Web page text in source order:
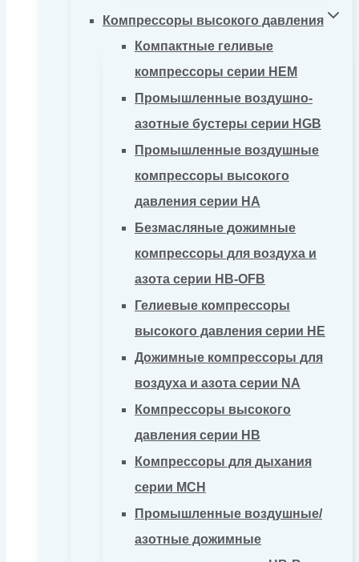
Компрессоры высокого давления
Компактные геливые
компрессоры серии HEM
Промышленные воздушно-
азотные бустеры серии HGB
Промышленные воздушные
компрессоры высокого
давления серии HA
Безмасляные дожимные
компрессоры для воздуха и
азота серии HB-OFB
Гелиевые компрессоры
высокого давления серии HE
Дожимные компрессоры для
воздуха и азота серии NA
Компрессоры высокого
давления серии HB
Компрессоры для дыхания
серии MCH
Промышленные воздушные/
азотные дожимные